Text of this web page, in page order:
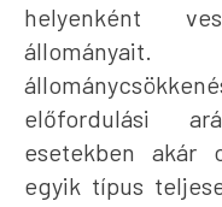
helyenként
előfordulási
esetekben akár
egyik típus